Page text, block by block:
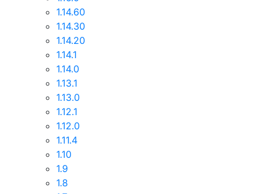
1.14.60
1.14.30
1.14.20
1.14.1
1.14.0
1.13.1
1.13.0
1.12.1
1.12.0
1.11.4
1.10
1.9
1.8